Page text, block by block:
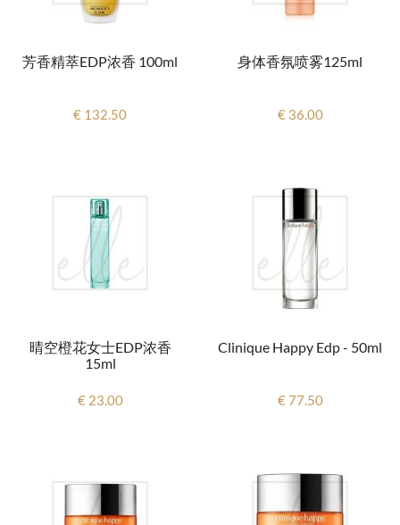
芳香精萃EDP浓香 100ml
€ 132.50
身体香氛喷雾125ml
€ 36.00
晴空橙花女士EDP浓香
15ml
€ 23.00
Clinique Happy Edp - 50ml
€ 77.50